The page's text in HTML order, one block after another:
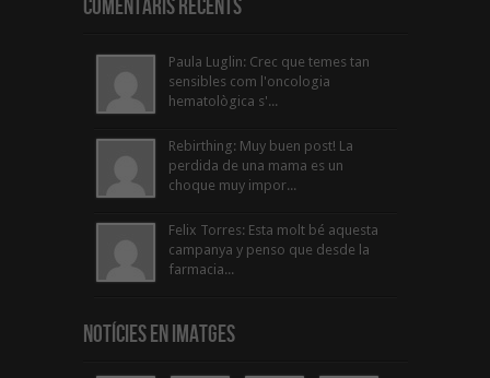
Comentaris Recents
Paula Luglin: Crec que temes tan
sensibles com l'oncologia
hematològica s'...
Rebirthing: Muy buen post! La
perdida de una mama es un
choque muy impor...
Felix Torres: Esta molt bé aquesta
campanya y penso que desde la
farmacia...
Notícies en Imatges